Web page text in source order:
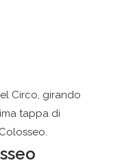
Circo, girando
tappa di